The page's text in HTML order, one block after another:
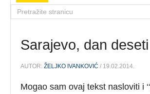
Sarajevo, dan deseti
AUTOR:ŽELJKO IVANKOVIĆ / 19.02.2014.
Mogao sam ovaj tekst nasloviti i